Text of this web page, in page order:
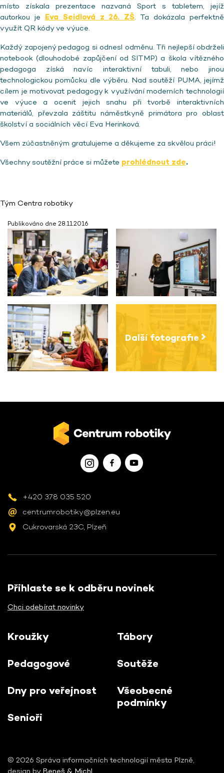
místo získala prezentace nazvaná Sport s tabletem, jejíž
autorkou je Eva Seidlová z 26. ZŠ. Ta dokázala perfektně
využít QR kódy ve výuce.
Každý zapojený pedagog si odnesl odměnu. Tři nejlepší obdrželi
notebook (dlouhodobé zapůjčení od SITMP) a škola vítězného
pedagoga získá navíc interaktivní tabuli, nebo jinou
technologickou pomůcku dle výběru. Nad soutěží PUMA, jejímž
cílem je motivovat pedagogy k využívání moderních technologií
ve výuce a ocenit jejich snahu při tvorbě interaktivních
materiálů, převzala záštitu náměstkyně primátora pro oblast
školství a sociálních věcí Eva Herinková.
Všem zúčastněným gratulujeme a děkujeme za skvělou práci!
Všechny soutěžní práce si můžete prohlédnout zde.
Tým Centra robotiky
Publikováno dne 28.11.2016
Další fotografie
+420 378 035 520
centrumrobotiky@plzen.eu
Cukrovarská 23C, Plzeň
Přihlaste se k odběru novinek
Chci odebírat novinky
Kroužky
Pedagogové
Dny pro veřejnost
Senioři
Tábory
Soutěže
Všeobecné
podmínky
© 2026 Správa informačních technologií města Plzně,
design by Beneš & Michl